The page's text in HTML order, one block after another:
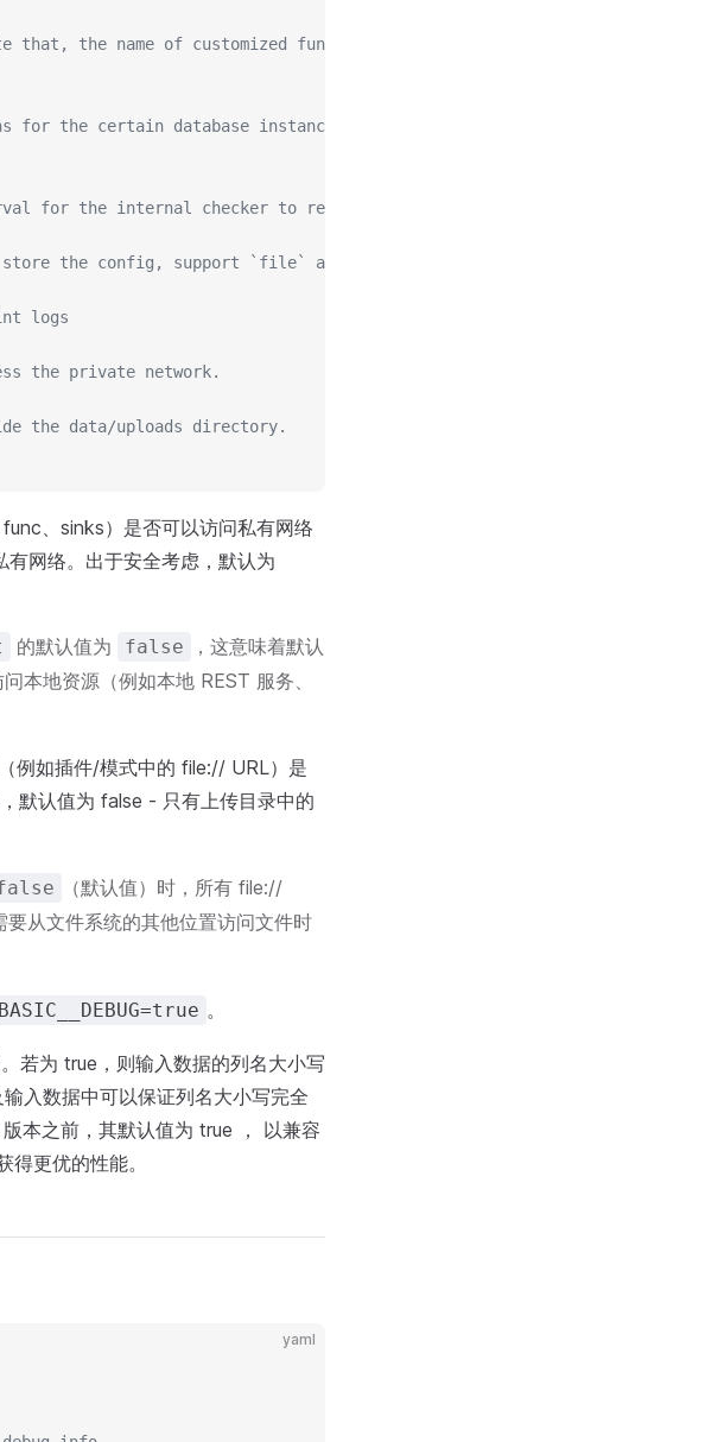
that, the name of customized function by plugins are case-sensitive.
for the certain database instance group by driver and dsn sharing
for the internal checker to reconcile the scheudle rule
the config, support `file` and `kv`. When `cfgStorageType` is
logs
the private network.
the data/uploads directory.
、sinks）是否可以访问私有网络
有网络。出于安全考虑，默认为
的默认值为 false
，这意味着默认
本地资源（例如本地 REST 服务、
例如插件/模式中的 file:// URL）是
默认值为 false - 只有上传目录中的
（默认值）时，所有 file://
要从文件系统的其他位置访问文件时
。
若为 true，则输入数据的列名大小写
入数据中可以保证列名大小写完全
本之前，其默认值为 true ， 以兼容
更优的性能。
yaml